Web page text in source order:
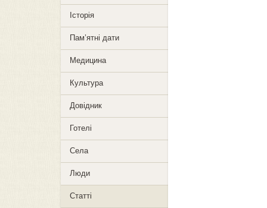
Історія
Пам’ятні дати
Медицина
Культура
Довідник
Готелі
Села
Люди
Статті